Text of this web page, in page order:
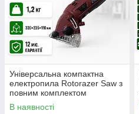
Універсальна компактна
електропила Rotorazer Saw з
повним комплектом
В наявності